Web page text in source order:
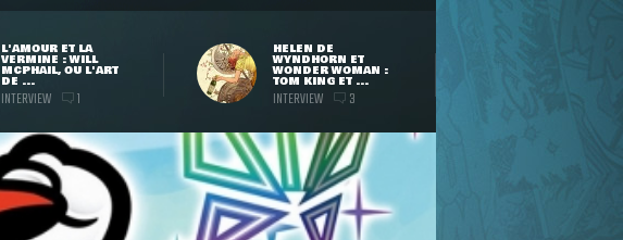
L'AMOUR ET LA
VERMINE : WILL
MCPHAIL, OU L'ART
DE ...
INTERVIEW 1
HELEN DE
WYNDHORN ET
WONDER WOMAN :
TOM KING ET ...
INTERVIEW 3